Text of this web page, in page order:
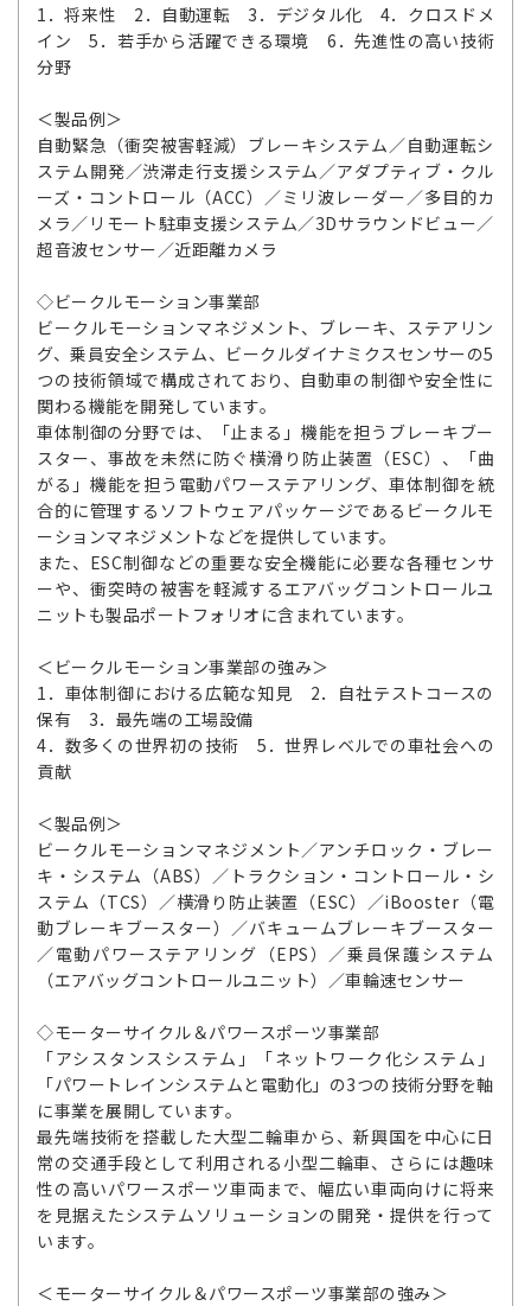
1．将来性 2．自動運転 3．デジタル化 4．クロスドメ
イン 5．若手から活躍できる環境 6．先進性の高い技術
分野
＜製品例＞
自動緊急（衝突被害軽減）ブレーキシステム／自動運転シ
ステム開発／渋滞走行支援システム／アダプティブ・クル
ーズ・コントロール（ACC）／ミリ波レーダー／多目的カ
メラ／リモート駐車支援システム／3Dサラウンドビュー／
超音波センサー／近距離カメラ
◇ビークルモーション事業部
ビークルモーションマネジメント、ブレーキ、ステアリン
グ、乗員安全システム、ビークルダイナミクスセンサーの5
つの技術領域で構成されており、自動車の制御や安全性に
関わる機能を開発しています。
車体制御の分野では、「止まる」機能を担うブレーキブー
スター、事故を未然に防ぐ横滑り防止装置（ESC）、「曲
がる」機能を担う電動パワーステアリング、車体制御を統
合的に管理するソフトウェアパッケージであるビークルモ
ーションマネジメントなどを提供しています。
また、ESC制御などの重要な安全機能に必要な各種センサ
ーや、衝突時の被害を軽減するエアバッグコントロールユ
ニットも製品ポートフォリオに含まれています。
＜ビークルモーション事業部の強み＞
1．車体制御における広範な知見 2．自社テストコースの
保有 3．最先端の工場設備
4．数多くの世界初の技術 5．世界レベルでの車社会への
貢献
＜製品例＞
ビークルモーションマネジメント／アンチロック・ブレー
キ・システム（ABS）／トラクション・コントロール・シ
ステム（TCS）／横滑り防止装置（ESC）／iBooster（電
動ブレーキブースター）／バキュームブレーキブースター
／電動パワーステアリング（EPS）／乗員保護システム
（エアバッグコントロールユニット）／車輪速センサー
◇モーターサイクル＆パワースポーツ事業部
「アシスタンスシステム」「ネットワーク化システム」
「パワートレインシステムと電動化」の3つの技術分野を軸
に事業を展開しています。
最先端技術を搭載した大型二輪車から、新興国を中心に日
常の交通手段として利用される小型二輪車、さらには趣味
性の高いパワースポーツ車両まで、幅広い車両向けに将来
を見据えたシステムソリューションの開発・提供を行って
います。
＜モーターサイクル＆パワースポーツ事業部の強み＞